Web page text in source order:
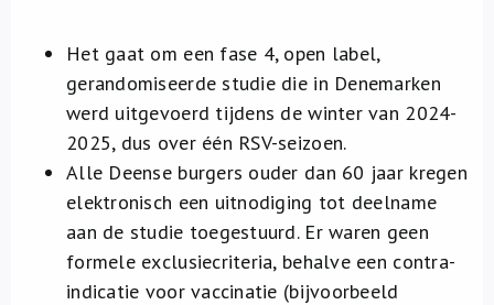
Het gaat om een fase 4, open label,
gerandomiseerde studie die in Denemarken
werd uitgevoerd tijdens de winter van 2024-
2025, dus over één RSV-seizoen.
Alle Deense burgers ouder dan 60 jaar kregen
elektronisch een uitnodiging tot deelname
aan de studie toegestuurd. Er waren geen
formele exclusiecriteria, behalve een contra-
indicatie voor vaccinatie (bijvoorbeeld